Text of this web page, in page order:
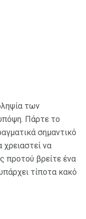
των
Πάρτε το
σημαντικό
να
προτού βρείτε ένα
τίποτα κακό